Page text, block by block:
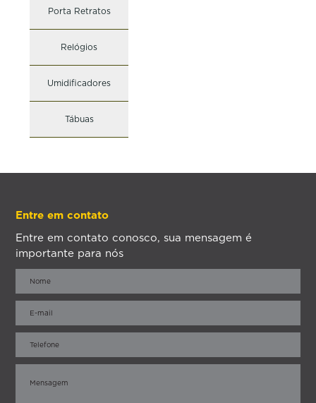
Porta Retratos
Relógios
Umidificadores
Tábuas
Entre em contato
Entre em contato conosco, sua mensagem é
importante para nós